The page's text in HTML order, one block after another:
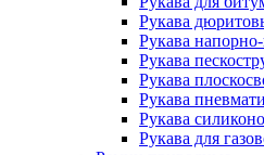
Рукава
Рукава
Рукава
Рукава
Рукава
Рукава
Рукава для